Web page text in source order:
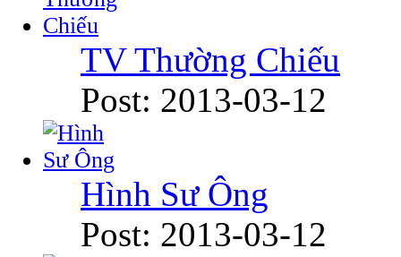
TV Thường Chiếu
Post: 2013-03-12
Hình Sư Ông
Post: 2013-03-12